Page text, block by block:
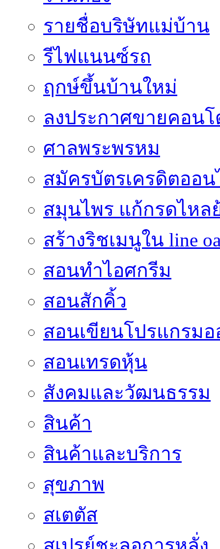
รายชื่อบริษัทแม่บ้าน
รีไฟแนนซ์รถ
ฤกษ์ขึ้นบ้านใหม่
ลงประกาศขายคอน
ศาลพระพรหม
สมัครบัตรเครดิตออ
สมุนไพร แก้กรดไหล
สร้างริชเมนูใน line
สอนทำไอศกรีม
สอนสักคิ้ว
สอนเขียนโปรแกรม
สอนเทรดหุ้น
สังคมและวัฒนธรรม
สินค้า
สินค้าและบริการ
สุขภาพ
สเตตัส